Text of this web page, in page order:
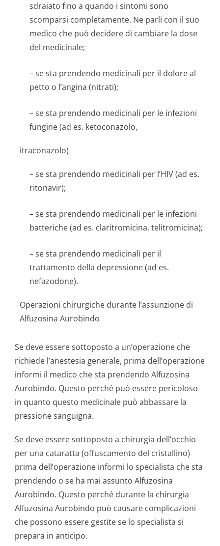
sdraiato fino a quando i sintomi sono
scomparsi completamente. Ne parli con il suo
medico che può decidere di cambiare la dose
del medicinale;
– se sta prendendo medicinali per il dolore al
petto o l’angina (nitrati);
– se sta prendendo medicinali per le infezioni
fungine (ad es. ketoconazolo,
itraconazolo)
– se sta prendendo medicinali per l’HIV (ad es.
ritonavir);
– se sta prendendo medicinali per le infezioni
batteriche (ad es. claritromicina, telitromicina);
– se sta prendendo medicinali per il
trattamento della depressione (ad es.
nefazodone).
Operazioni chirurgiche durante l’assunzione di
Alfuzosina Aurobindo
Se deve essere sottoposto a un’operazione che
richiede l’anestesia generale, prima dell’operazione
informi il medico che sta prendendo Alfuzosina
Aurobindo. Questo perché può essere pericoloso
in quanto questo medicinale può abbassare la
pressione sanguigna.
Se deve essere sottoposto a chirurgia dell’occhio
per una cataratta (offuscamento del cristallino)
prima dell’operazione informi lo specialista che sta
prendendo o se ha mai assunto Alfuzosina
Aurobindo. Questo perché durante la chirurgia
Alfuzosina Aurobindo può causare complicazioni
che possono essere gestite se lo specialista si
prepara in anticipo.